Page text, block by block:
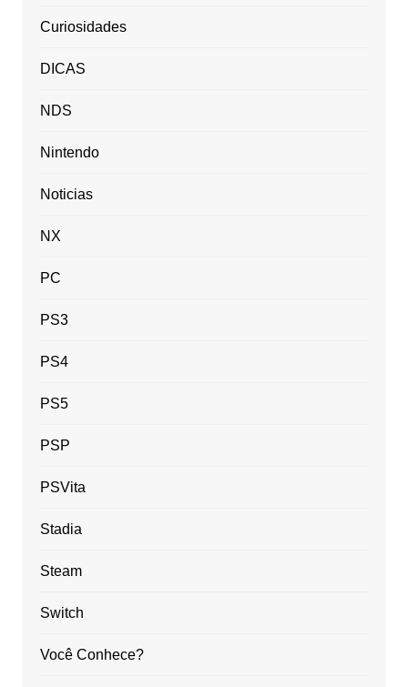
Curiosidades
DICAS
NDS
Nintendo
Noticias
NX
PC
PS3
PS4
PS5
PSP
PSVita
Stadia
Steam
Switch
Você Conhece?